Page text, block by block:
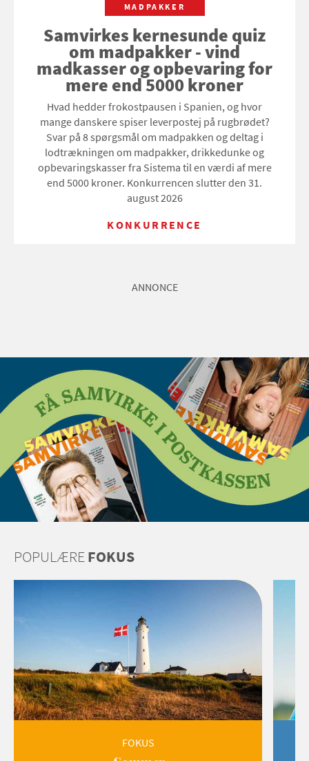
MADPAKKER
Samvirkes kernesunde quiz
om madpakker - vind
madkasser og opbevaring for
mere end 5000 kroner
Hvad hedder frokostpausen i Spanien, og hvor
mange danskere spiser leverpostej på rugbrødet?
Svar på 8 spørgsmål om madpakken og deltag i
lodtrækningen om madpakker, drikkedunke og
opbevaringskasser fra Sistema til en værdi af mere
end 5000 kroner. Konkurrencen slutter den 31.
august 2026
KONKURRENCE
ANNONCE
POPULÆREFOKUS
FOKUS